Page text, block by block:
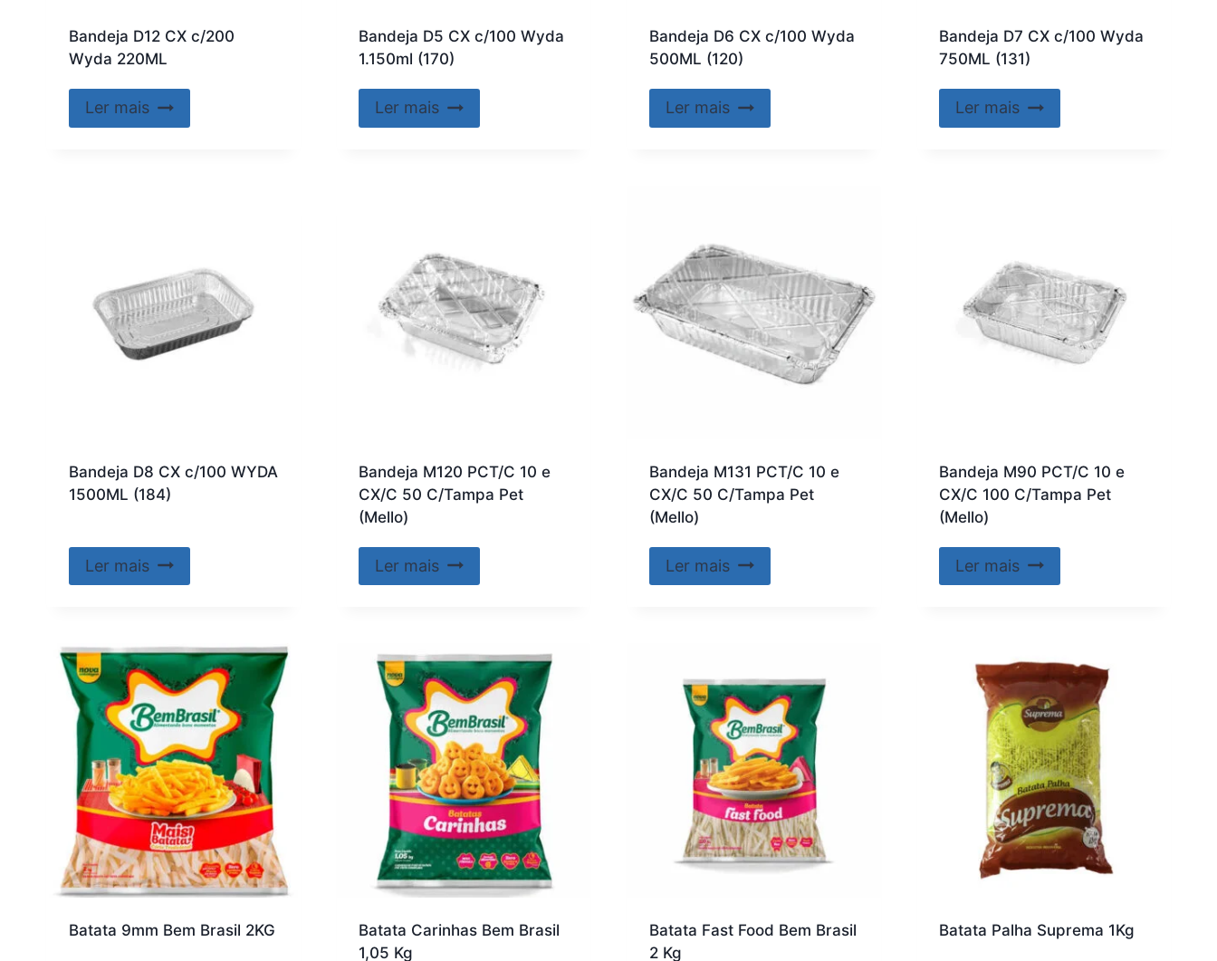
Bandeja D12 CX c/200
Wyda 220ML
Ler mais
Bandeja D5 CX c/100 Wyda
1.150ml (170)
Ler mais
Bandeja D6 CX c/100 Wyda
500ML (120)
Ler mais
Bandeja D7 CX c/100 Wyda
750ML (131)
Ler mais
Bandeja D8 CX c/100 WYDA
1500ML (184)
Ler mais
Bandeja M120 PCT/C 10 e
CX/C 50 C/Tampa Pet
(Mello)
Ler mais
Bandeja M131 PCT/C 10 e
CX/C 50 C/Tampa Pet
(Mello)
Ler mais
Bandeja M90 PCT/C 10 e
CX/C 100 C/Tampa Pet
(Mello)
Ler mais
Batata 9mm Bem Brasil 2KG
Batata Carinhas Bem Brasil
1,05 Kg
Batata Fast Food Bem Brasil
2 Kg
Batata Palha Suprema 1Kg